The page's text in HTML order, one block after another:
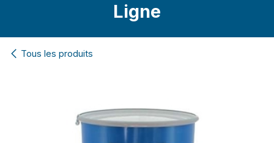
Ligne
Tous les produits